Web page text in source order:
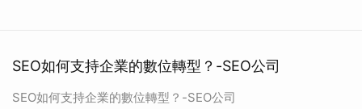
SEO如何支持企業的數位轉型？-SEO公司
SEO如何支持企業的數位轉型？-SEO公司